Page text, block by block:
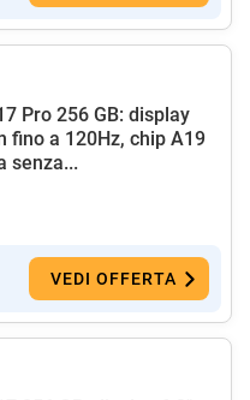
Pro 256 GB: display
fino a 120Hz, chip A19
senza...
VEDI OFFERTA